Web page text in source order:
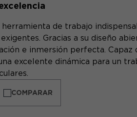
herramienta de trabajo
Gracias a su diseño
e inmersión perfecta.
excelente dinámica para un
COMPARAR